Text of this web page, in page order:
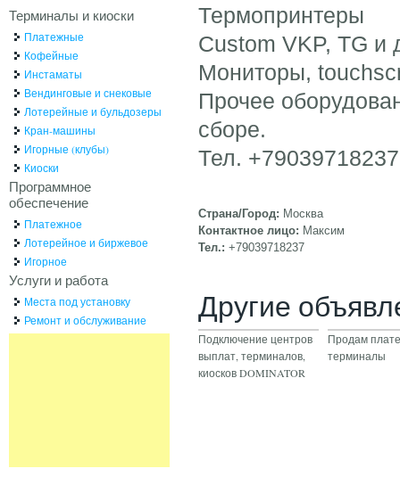
Термопринтеры
Custom VKP, TG и
Мониторы,
Прочее
сборе.
Тел.
Страна/Город: Москва
Контактное лицо: Максим
Тел.: +79039718237
Другие
Подключение центров
выплат, терминалов,
киосков DOMINATOR
Продам
терминалы
Терминалы и киоски
Платежные
Кофейные
Инстаматы
Вендинговые и снековые
Лотерейные и бульдозеры
Кран-машины
Игорные (клубы)
Киоски
Программное
обеспечение
Платежное
Лотерейное и биржевое
Игорное
Услуги и работа
Места под установку
Ремонт и обслуживание